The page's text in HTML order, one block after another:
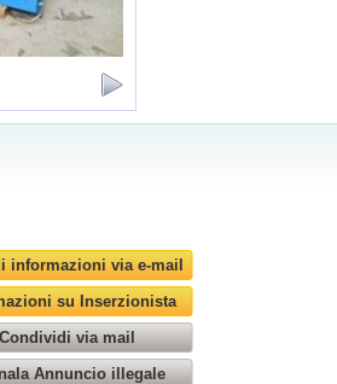
informazioni via e-mail
su Inserzionista
via mail
Annuncio illegale